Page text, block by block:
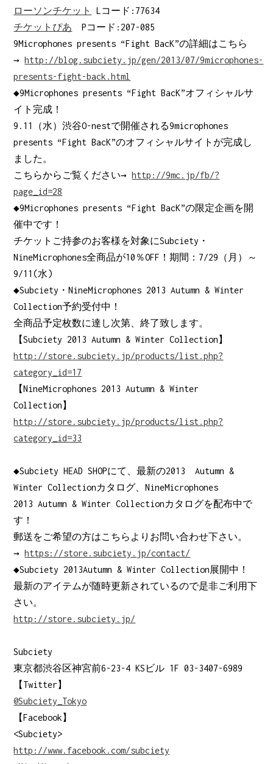
ローソンチケット
Lコード:77634
チケットぴあ Pコード:207-085
9Microphones presents “Fight BacK”の詳細はこちら
→http://blog.subciety.jp/gen/2013/07/9microphones-
presents-fight-back.html
◆9Microphones presents “Fight BacK”オフィシャルサ
イト完成！
9.11（水）渋谷O-nestで開催される9microphones
presents “Fight BacK”のオフィシャルサイトが完成し
ました。
こちらからご覧ください→http://9mc.jp/fb/?
page_id=28
◆9Microphones presents “Fight BacK”の限定企画を開
催中です！
チケットご持参のお客様を対象にSubciety・
NineMicrophones全商品が10％OFF！期間：7/29（月）～
9/11(水)
◆Subciety・NineMicrophones 2013 Autumn & Winter
Collection予約受付中！
全商品予定枚数に達し次第、終了致します。
【Subciety 2013 Autumn & Winter Collection】
http://store.subciety.jp/products/list.php?
category_id=17
【NineMicrophones 2013 Autumn & Winter
Collection】
http://store.subciety.jp/products/list.php?
category_id=33
◆Subciety HEAD SHOPにて、最新の2013 Autumn &
Winter Collectionカタログ、NineMicrophones
2013 Autumn & Winter Collectionカタログを配布中で
す！
郵送をご希望の方はこちらよりお問い合わせ下さい。
→https://store.subciety.jp/contact/
◆Subciety 2013Autumn & Winter Collection展開中！
最新のアイテムが随時更新されているので是非ご利用下
さい。
http://store.subciety.jp/
Subciety
東京都渋谷区神宮前6-23-4 KSビル 1F 03-3407-6989
【Twitter】
@Subciety_Tokyo
【Facebook】
<Subciety>
http://www.facebook.com/subciety